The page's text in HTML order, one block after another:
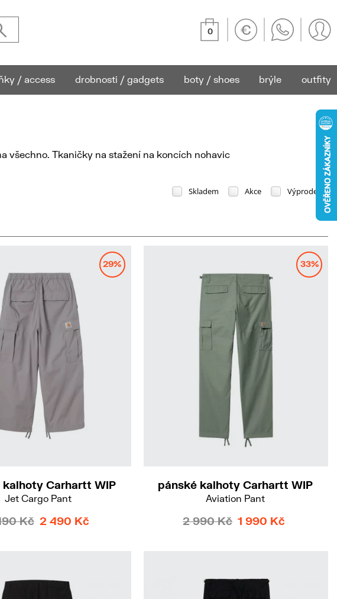
0
/ access drobnosti / gadgets boty / shoes brýle outfity
všechno. Tkaničky na stažení na koncích nohavic
Skladem Akce
Výprodej
29%
kalhoty Carhartt WIP
Jet Cargo Pant
Kč 2 490 Kč
33%
pánské kalhoty Carhartt WIP
Aviation Pant
2 990 Kč 1 990 Kč